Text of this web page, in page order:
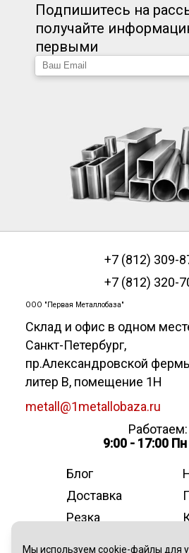
Подпишитесь на
получайте
первыми
+7 (812) 309-
+7 (812) 320-
ООО "Первая Металлобаза"
Склад и офис в одном
Санкт-Петербург,
пр.Александровской
литер В, помещение 1Н
metall@1metallobaza.ru
Работаем:
9:00 - 17:00
Блог
Доставка
Резка
Мы используем cookie-файлы для